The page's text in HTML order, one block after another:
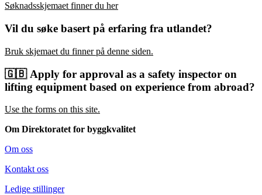
Søknadsskjemaet finner du her
Vil du søke basert på erfaring fra utlandet?
Bruk skjemaet du finner på denne siden.
🇬🇧 Apply for approval as a safety inspector on
lifting equipment based on experience from abroad?
Use the forms on this site.
Om Direktoratet for byggkvalitet
Om oss
Kontakt oss
Ledige stillinger